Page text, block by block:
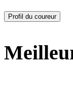
Profil du coureur